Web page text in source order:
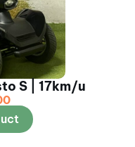
S | 17km/u